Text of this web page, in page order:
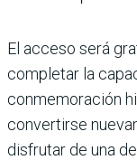
El acceso será
completar la
conmemoración
convertirse
disfrutar de una